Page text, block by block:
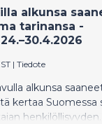
lapsettomuus
Tänä
alkunsa
tarinansa -
| Tiedote
alkunsa
kertaa Suomessa